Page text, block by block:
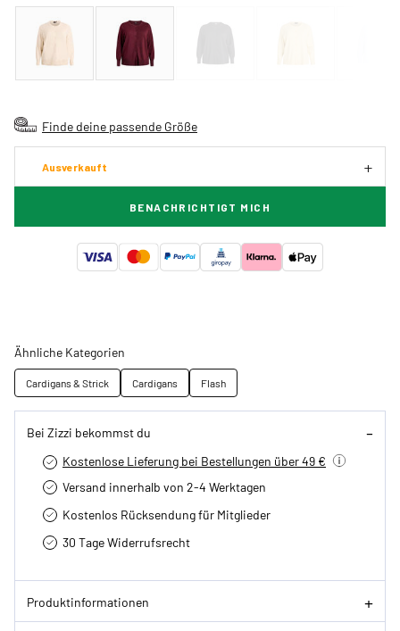
Finde deine passende Größe
Ausverkauft
BENACHRICHTIGT MICH
Ähnliche Kategorien
Cardigans & Strick Cardigans Flash
Bei Zizzi bekommst du
Kostenlose Lieferung bei Bestellungen über 49 €
Versand innerhalb von 2-4 Werktagen
Kostenlos Rücksendung für Mitglieder
30 Tage Widerrufsrecht
Produktinformationen